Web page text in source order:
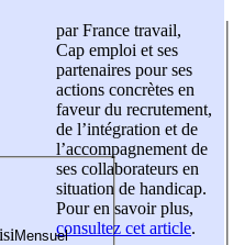
par France travail,
Cap emploi et ses
partenaires pour ses
actions concrètes en
faveur du recrutement,
de l’intégration et de
l’accompagnement de
ses collaborateurs en
situation de handicap.
Pour en savoir plus,
consultez cet article.